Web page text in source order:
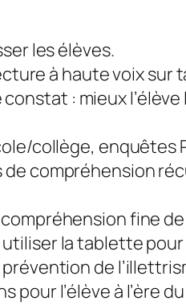
les élèves.
à haute voix
: mieux
collège, enquêtes
compréhension
fine de
la tablette
de
l’élève à l’ère